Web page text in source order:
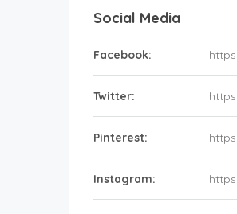
Social Media
Facebook:
Twitter:
Pinterest:
Instagram: